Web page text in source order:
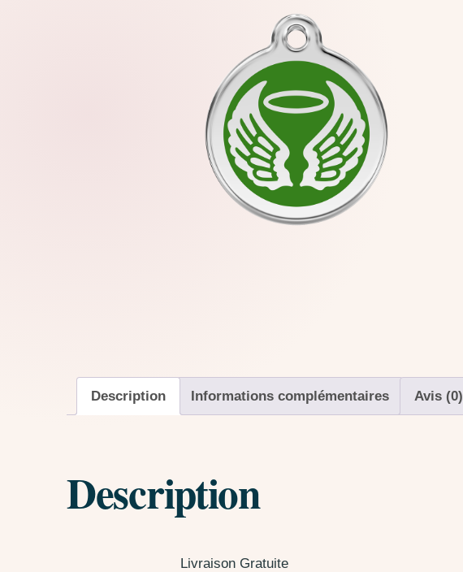
Description Informations complémentaires Avis (0)
Description
Livraison Gratuite